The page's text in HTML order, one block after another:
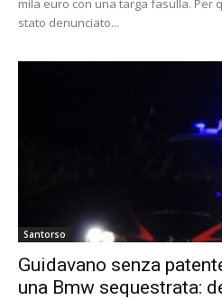
mila euro con una targa fasulla. Per
stato denunciato...
Santorso
Guidavano senza
una Bmw sequestrata: